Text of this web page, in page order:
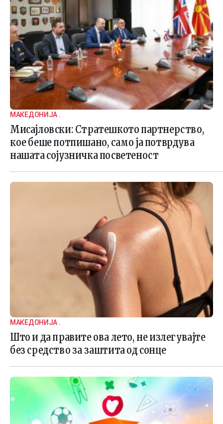
МАКЕДОНИЈА .
Мисајловски: Стратешкото партнерство,
кое беше потпишано, само ја потврдува
нашата сојузничка посветеност
МАКЕДОНИЈА .
Што и да правите ова лето, не излегувајте
без средство за заштита од сонце